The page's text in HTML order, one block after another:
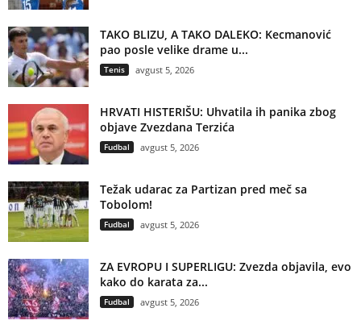
TAKO BLIZU, A TAKO DALEKO: Kecmanović
pao posle velike drame u...
Tenis avgust 5, 2026
HRVATI HISTERIŠU: Uhvatila ih panika zbog
objave Zvezdana Terzića
Fudbal avgust 5, 2026
Težak udarac za Partizan pred meč sa
Tobolom!
Fudbal avgust 5, 2026
ZA EVROPU I SUPERLIGU: Zvezda objavila, evo
kako do karata za...
Fudbal avgust 5, 2026